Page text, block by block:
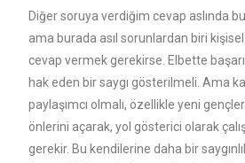
Diğer soruya verdiğim cevap aslında
ama burada asıl sorunlardan biri
cevap vermek gerekirse. Elbette
hak eden bir saygı gösterilmeli. Ama
paylaşımcı olmalı, özellikle yeni
önlerini açarak, yol gösterici olarak
gerekir. Bu kendilerine daha bir